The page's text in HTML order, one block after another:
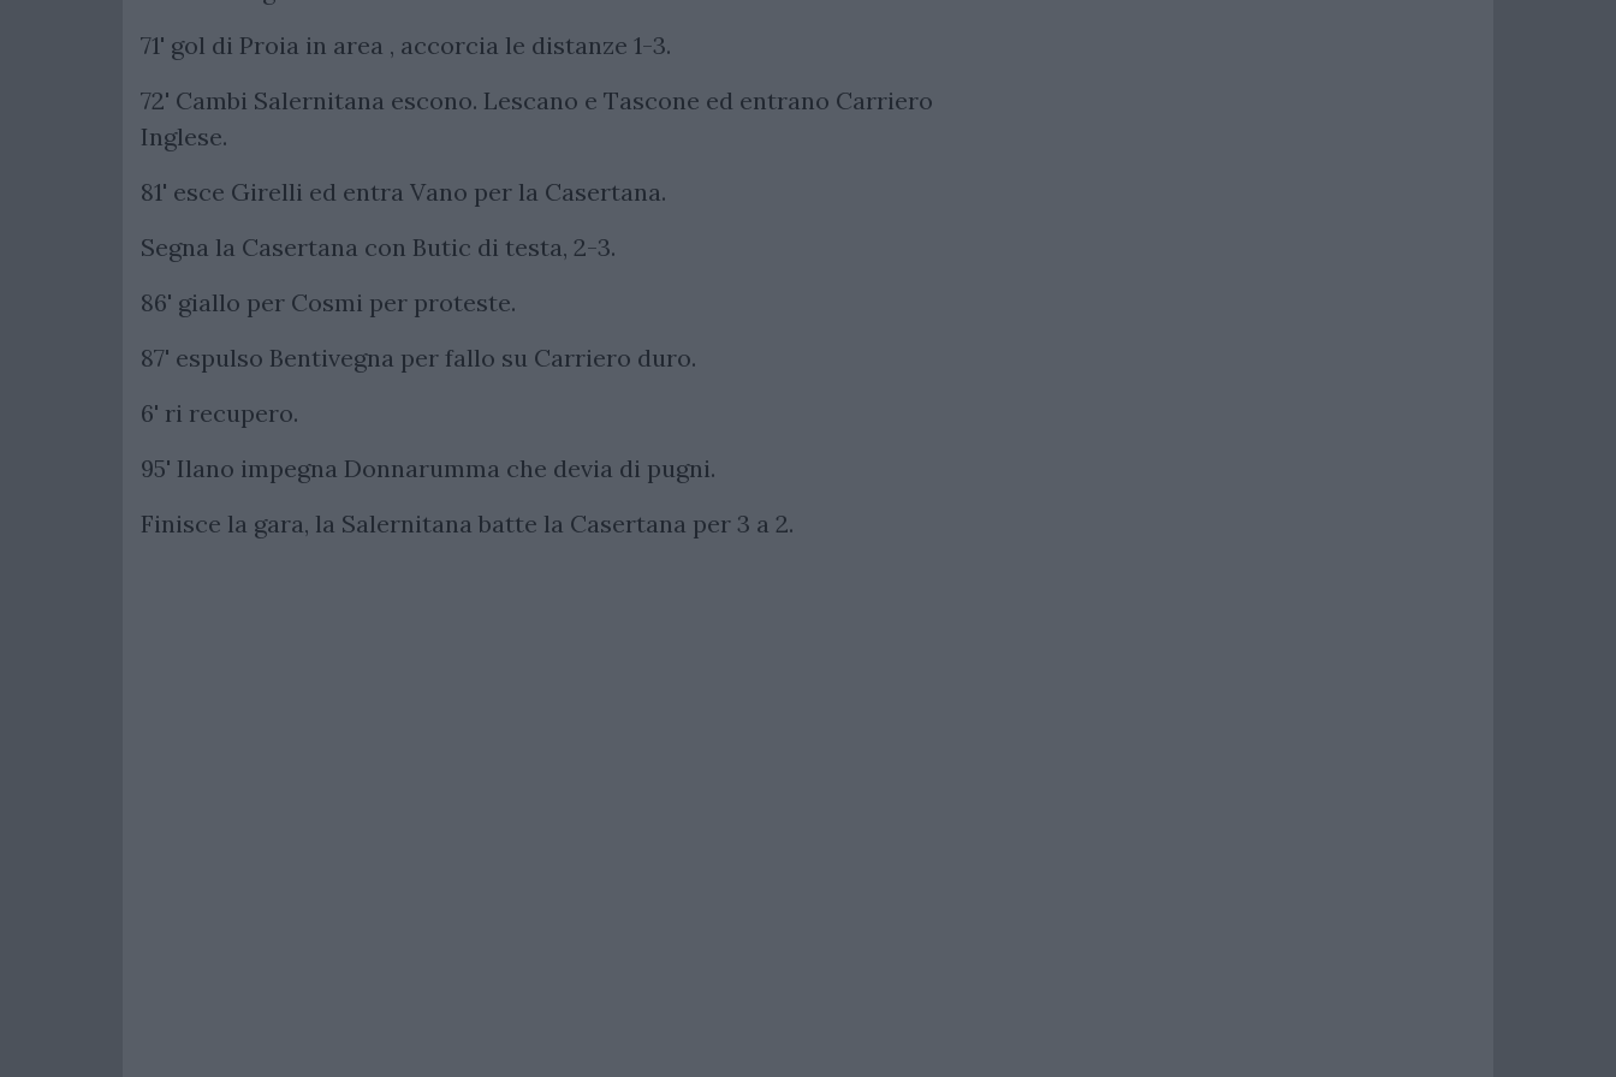
71' gol di Proia in area , accorcia le distanze 1-3.
72' Cambi Salernitana escono. Lescano e Tascone ed entrano Carriero
Inglese.
81' esce Girelli ed entra Vano per la Casertana.
Segna la Casertana con Butic di testa, 2-3.
86' giallo per Cosmi per proteste.
87' espulso Bentivegna per fallo su Carriero duro.
6' ri recupero.
95' Ilano impegna Donnarumma che devia di pugni.
Finisce la gara, la Salernitana batte la Casertana per 3 a 2.